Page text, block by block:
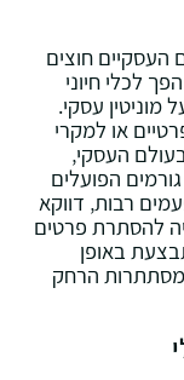
העסקיים חוצים
לכלי חיוני
מוניטין עסקי.
או למקרי
העסקי‚
הפועלים
רבות‚ דווקא
להסתרת פרטים
באופן
הרחק